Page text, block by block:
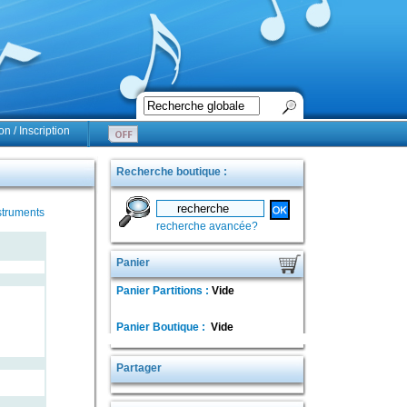
/ Inscription
Recherche boutique :
recherche avancée?
Panier
Panier Partitions : Vide
Panier Boutique : Vide
Partager